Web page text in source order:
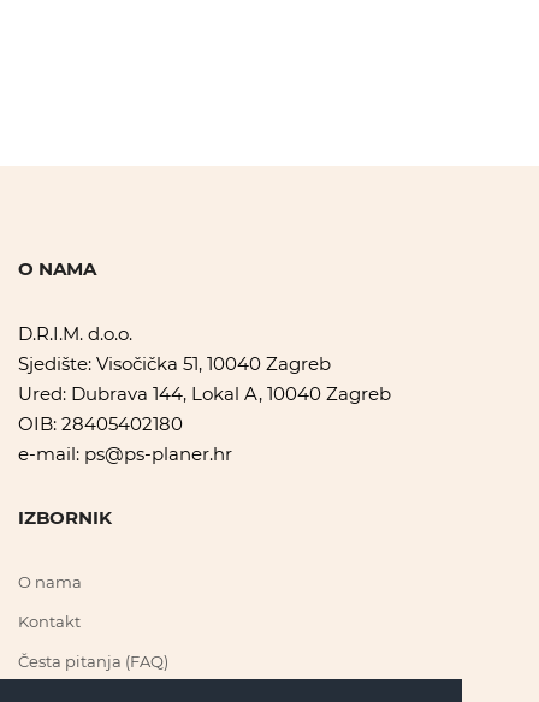
O NAMA
D.R.I.M. d.o.o.
Sjedište: Visočička 51, 10040 Zagreb
Ured: Dubrava 144, Lokal A, 10040 Zagreb
OIB: 28405402180
e-mail: ps@ps-planer.hr
IZBORNIK
O nama
Kontakt
Česta pitanja (FAQ)